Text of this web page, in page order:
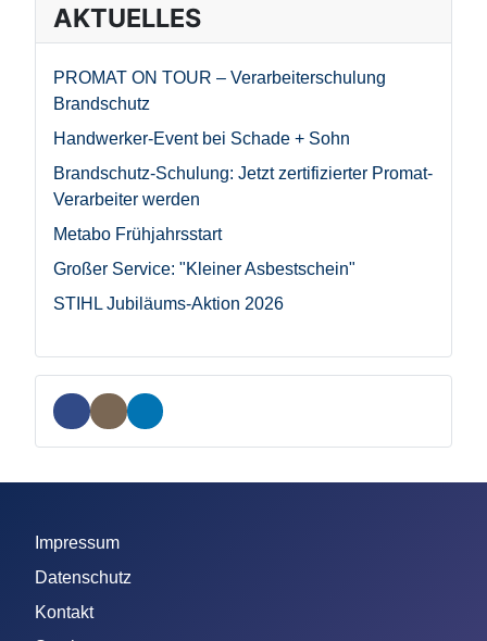
AKTUELLES
PROMAT ON TOUR – Verarbeiterschulung
Brandschutz
Handwerker-Event bei Schade + Sohn
Brandschutz-Schulung: Jetzt zertifizierter Promat-
Verarbeiter werden
Metabo Frühjahrsstart
Großer Service: "Kleiner Asbestschein"
STIHL Jubiläums-Aktion 2026
Impressum
Datenschutz
Kontakt